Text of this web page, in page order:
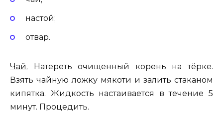
настой;
отвар.
Чай. Натереть очищенный корень на тёрке.
Взять чайную ложку мякоти и залить стаканом
кипятка. Жидкость настаивается в течение 5
минут. Процедить.